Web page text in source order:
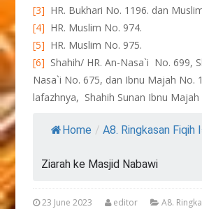
[3] HR. Bukhari No. 1196. dan
[4] HR. Muslim No. 974.
[5] HR. Muslim No. 975.
[6] Shahih/ HR. An-Nasa`i No. 699,
Nasa`i No. 675, dan Ibnu Majah No.
lafazhnya, Shahih Sunan Ibnu Majah
Home / A8. Ringkasan Fiqih
Ziarah ke Masjid Nabawi
23 June 2023 editor
A8.